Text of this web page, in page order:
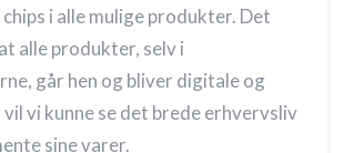
i alle mulige produkter. Det
alle produkter, selv i
går hen og bliver digitale og
vi kunne se det brede erhvervsliv
sine varer.